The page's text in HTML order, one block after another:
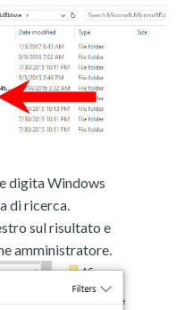
digita Windows
di ricerca.
sul risultato e
amministratore.